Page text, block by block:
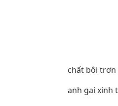
chất bôi trơn
anh gai xinh